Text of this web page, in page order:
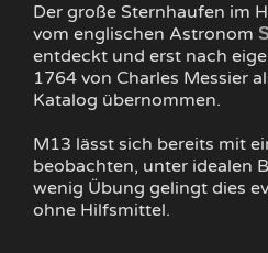
Der große Sternhaufen im
vom englischen Astronom
entdeckt und erst nach
1764 von Charles Messier
Katalog übernommen.
M13 lässt sich bereits mit
beobachten, unter idealen
wenig Übung gelingt dies
ohne Hilfsmittel.